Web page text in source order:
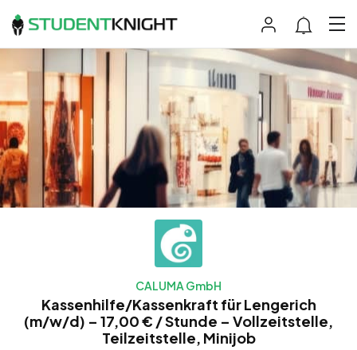
CALUMA GmbH
Kassenhilfe/Kassenkraft für Lengerich
(m/w/d) – 17,00 € / Stunde – Vollzeitstelle,
Teilzeitstelle, Minijob